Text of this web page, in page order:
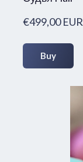
€499,00 EUR
Buy